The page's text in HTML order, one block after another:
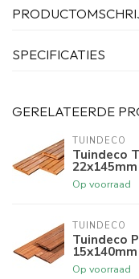
SPECIFICATIES
GERELATEERDE
TUINDECO
Tuindeco
22x145mm
Op voorraad
TUINDECO
Tuindeco
15x140mm
Op voorraad